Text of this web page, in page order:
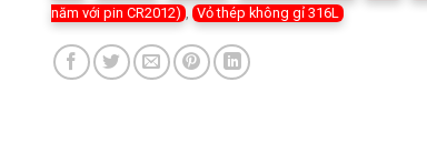
năm với pin CR2012)
, Vỏ thép không gỉ 316L